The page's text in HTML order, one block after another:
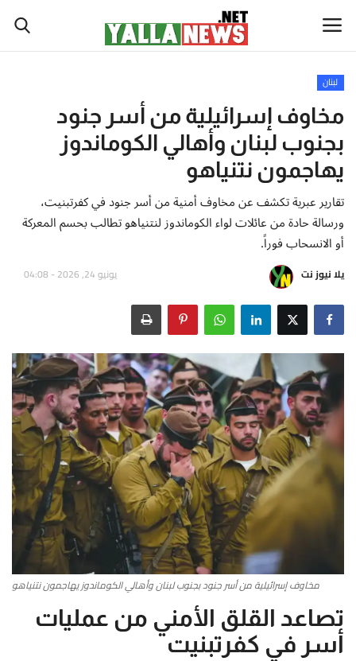
أخبار العالم
أخبار الوطن العربي
سياسة واقتصاد
رياضة
ثقافة وفن
تكنولوجيا وعلوم
صحة ولياقة
أطباق من المطابخ العربية
سياحة وسفر
منوعات عامة
جاليري الفن التشكيلي
سياسة الخصوصية
البنود والشروط
لبنان
مخاوف إسرائيلية من أسر جنود
بجنوب لبنان وأهالي الكوماندوز
يهاجمون نتنياهو
تقارير عبرية تكشف عن مخاوف أمنية من أسر جنود في كفرتبنيت،
ورسالة حادة من عائلات لواء الكوماندوز لنتنياهو تطالب بحسم المعركة
أو الانسحاب فوراً.
يلا نيوز نت يونيو 24, 2026 - 04:08
مخاوف إسرائيلية من أسر جنود بجنوب لبنان وأهالي الكوماندوز يهاجمون نتنياهو
تصاعد القلق الأمني من عمليات
أسر في كفرتبنيت